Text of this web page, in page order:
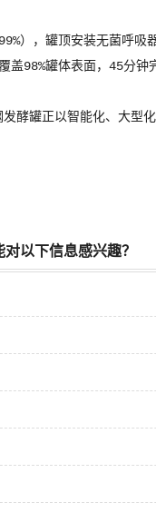
），罐顶安装无菌呼
盖98%罐体表面，45分
酵罐正以智能化、大型
对以下信息感兴趣？